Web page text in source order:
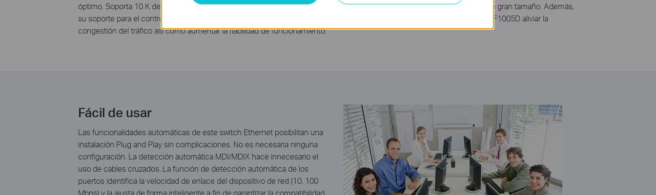
óptimo. Soporta 10 K de jumbo frame, lo que mejora significativamente el rendimiento de las transferencias de archivos de gran tamaño. Además,
su soporte para el control de flujo IEEE 802.3x en modo Full Duplex y Back-Pressure en modo Half Duplex, permite al TL-SF1005D aliviar la
congestión del tráfico así como aumentar la fiabilidad de funcionamiento.
Fácil de usar
Las funcionalidades automáticas de este switch Ethernet posibilitan una
instalación Plug and Play sin complicaciones. No es necesaria ninguna
configuración. La detección automática MDI/MDIX hace innecesario el
uso de cables cruzados. La función de detección automática de los
puertos identifica la velocidad de enlace del dispositivo de red (10, 100
Mbps) y la ajusta de forma inteligente a fin de garantizar la compatibilidad